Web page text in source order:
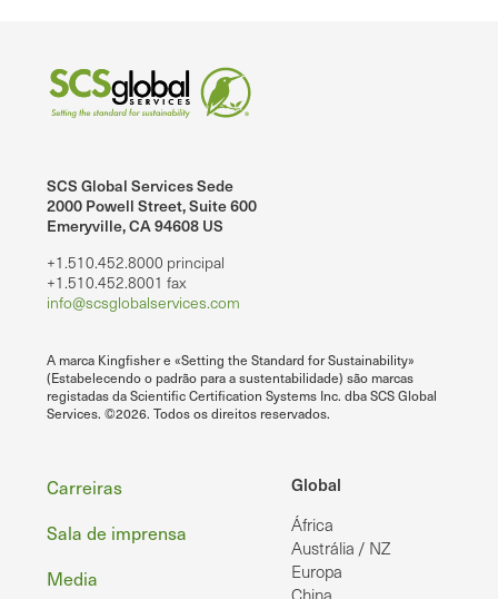
SCS Global Services Sede
2000 Powell Street, Suite 600
Emeryville, CA 94608 US
+1.510.452.8000 principal
+1.510.452.8001 fax
info@scsglobalservices.com
A marca Kingfisher e «Setting the Standard for Sustainability»
(Estabelecendo o padrão para a sustentabilidade) são marcas
registadas da Scientific Certification Systems Inc. dba SCS Global
Services. ©2026. Todos os direitos reservados.
Global
África
Austrália / NZ
Europa
Rodapé
Carreiras
Sala de imprensa
Media